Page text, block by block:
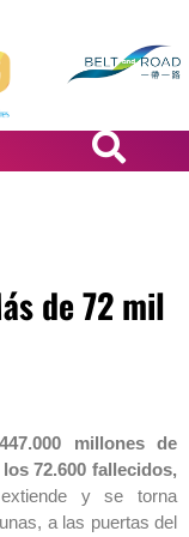
de 72 mil
millones de
72.600 fallecidos,
y se torna
a las puertas del